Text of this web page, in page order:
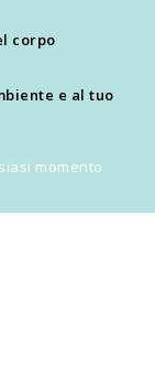
corpo
e al tuo
momento